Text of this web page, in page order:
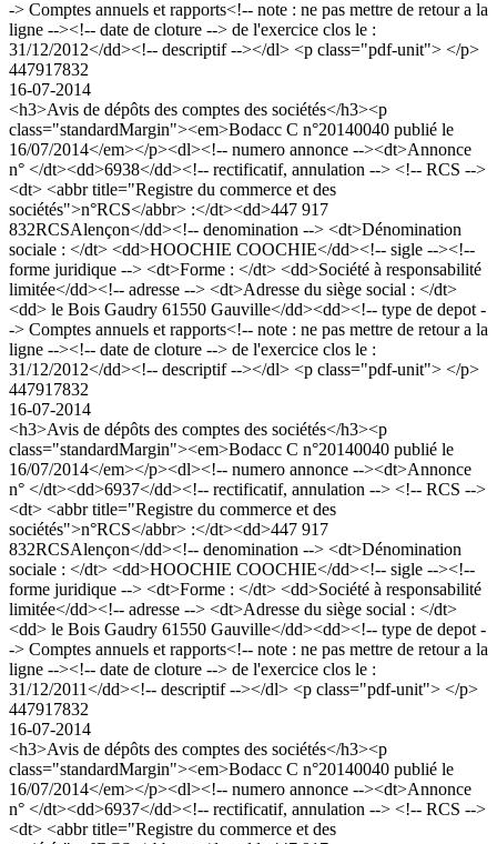
-> Comptes annuels et rapports<!-- note : ne pas mettre de retour a la
ligne --><!-- date de cloture --> de l'exercice clos le :
31/12/2012</dd><!-- descriptif --></dl> <p class="pdf-unit"> </p>
447917832
16-07-2014
<h3>Avis de dépôts des comptes des sociétés</h3><p
class="standardMargin"><em>Bodacc C n°20140040 publié le
16/07/2014</em></p><dl><!-- numero annonce --><dt>Annonce
n° </dt><dd>6938</dd><!-- rectificatif, annulation --> <!-- RCS -->
<dt> <abbr title="Registre du commerce et des
sociétés">n°RCS</abbr> :</dt><dd>447 917
832RCSAlençon</dd><!-- denomination --> <dt>Dénomination
sociale : </dt> <dd>HOOCHIE COOCHIE</dd><!-- sigle --><!--
forme juridique --> <dt>Forme : </dt> <dd>Société à responsabilité
limitée</dd><!-- adresse --> <dt>Adresse du siège social : </dt>
<dd> le Bois Gaudry 61550 Gauville</dd><dd><!-- type de depot -
-> Comptes annuels et rapports<!-- note : ne pas mettre de retour a la
ligne --><!-- date de cloture --> de l'exercice clos le :
31/12/2012</dd><!-- descriptif --></dl> <p class="pdf-unit"> </p>
447917832
16-07-2014
<h3>Avis de dépôts des comptes des sociétés</h3><p
class="standardMargin"><em>Bodacc C n°20140040 publié le
16/07/2014</em></p><dl><!-- numero annonce --><dt>Annonce
n° </dt><dd>6937</dd><!-- rectificatif, annulation --> <!-- RCS -->
<dt> <abbr title="Registre du commerce et des
sociétés">n°RCS</abbr> :</dt><dd>447 917
832RCSAlençon</dd><!-- denomination --> <dt>Dénomination
sociale : </dt> <dd>HOOCHIE COOCHIE</dd><!-- sigle --><!--
forme juridique --> <dt>Forme : </dt> <dd>Société à responsabilité
limitée</dd><!-- adresse --> <dt>Adresse du siège social : </dt>
<dd> le Bois Gaudry 61550 Gauville</dd><dd><!-- type de depot -
-> Comptes annuels et rapports<!-- note : ne pas mettre de retour a la
ligne --><!-- date de cloture --> de l'exercice clos le :
31/12/2011</dd><!-- descriptif --></dl> <p class="pdf-unit"> </p>
447917832
16-07-2014
<h3>Avis de dépôts des comptes des sociétés</h3><p
class="standardMargin"><em>Bodacc C n°20140040 publié le
16/07/2014</em></p><dl><!-- numero annonce --><dt>Annonce
n° </dt><dd>6937</dd><!-- rectificatif, annulation --> <!-- RCS -->
<dt> <abbr title="Registre du commerce et des